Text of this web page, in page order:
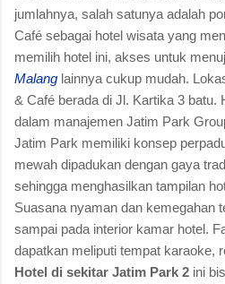
jumlahnya, salah satunya adalah
Café sebagai hotel wisata yang
memilih hotel ini, akses untuk
Malang lainnya cukup mudah.
& Café berada di Jl. Kartika 3 batu.
dalam manajemen Jatim Park
Jatim Park memiliki konsep
mewah dipadukan dengan gaya
sehingga menghasilkan tampilan
Suasana nyaman dan kemegahan
sampai pada interior kamar hotel.
dapatkan meliputi tempat karaoke,
Hotel di sekitar Jatim Park 2 ini